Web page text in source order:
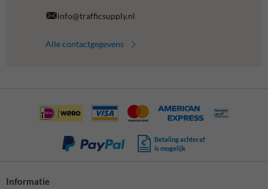
info@trafficsupply.nl
Alle contactgegevens
Betaling achteraf
is mogelijk
Informatie